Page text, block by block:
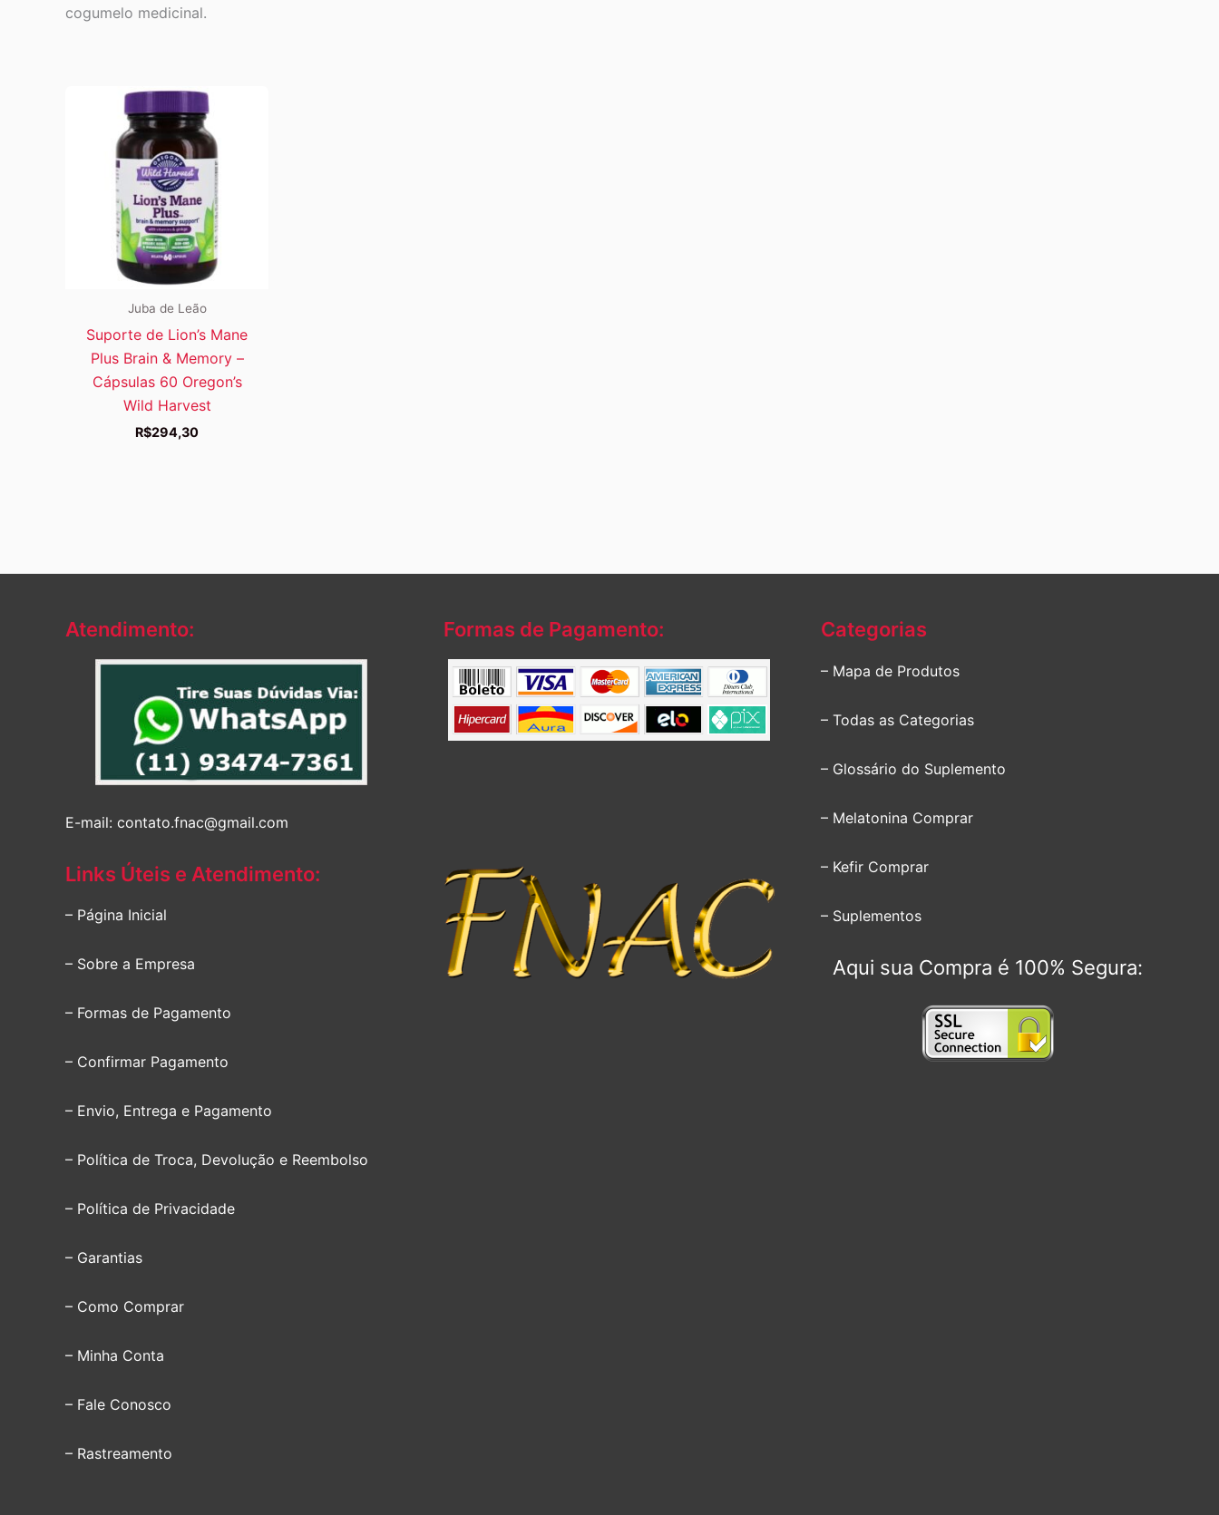
cogumelo medicinal.
Juba de Leão
Suporte de Lion’s Mane
Plus Brain & Memory –
Cápsulas 60 Oregon’s
Wild Harvest
R$294,30
Atendimento:
E-mail: contato.fnac@gmail.com
Links Úteis e Atendimento:
– Página Inicial
– Sobre a Empresa
– Formas de Pagamento
– Confirmar Pagamento
– Envio, Entrega e Pagamento
– Política de Troca, Devolução e Reembolso
– Política de Privacidade
– Garantias
– Como Comprar
– Minha Conta
– Fale Conosco
– Rastreamento
Formas de Pagamento: Categorias
– Mapa de Produtos
– Todas as Categorias
– Glossário do Suplemento
– Melatonina Comprar
– Kefir Comprar
– Suplementos
Aqui sua Compra é 100% Segura: